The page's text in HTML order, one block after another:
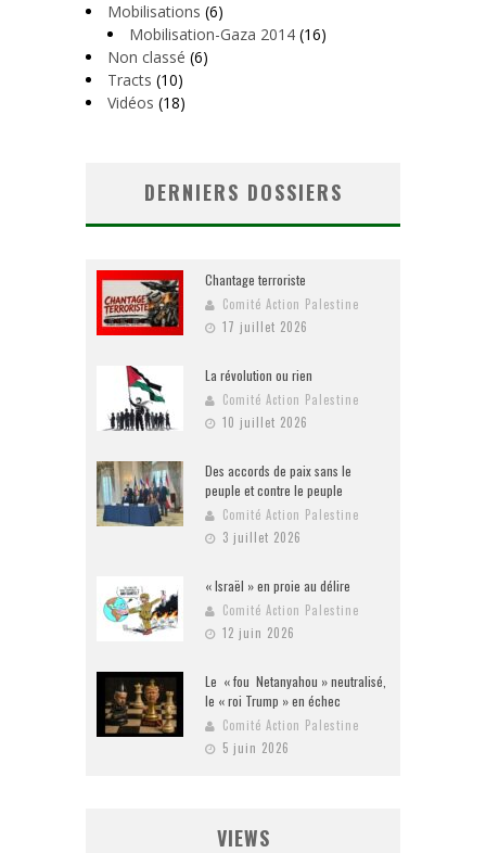
Mobilisations (6)
Mobilisation-Gaza 2014 (16)
Non classé (6)
Tracts (10)
Vidéos (18)
DERNIERS DOSSIERS
Chantage terroriste
Comité Action Palestine
17 juillet 2026
La révolution ou rien
Comité Action Palestine
10 juillet 2026
Des accords de paix sans le
peuple et contre le peuple
Comité Action Palestine
3 juillet 2026
« Israël » en proie au délire
Comité Action Palestine
12 juin 2026
Le « fou Netanyahou » neutralisé,
le « roi Trump » en échec
Comité Action Palestine
5 juin 2026
VIEWS